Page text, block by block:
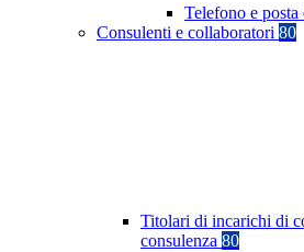
Telefono e posta
Consulenti e collaboratori 80
Titolari di incarichi di
consulenza 80